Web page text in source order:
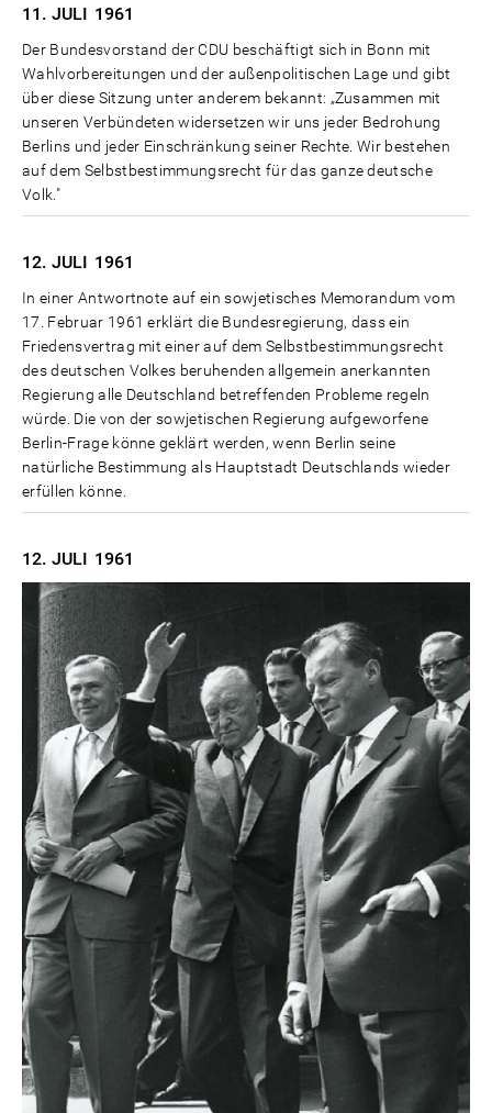
11. JULI 1961
Der Bundesvorstand der CDU beschäftigt sich in Bonn mit
Wahlvorbereitungen und der außenpolitischen Lage und gibt
über diese Sitzung unter anderem bekannt: „Zusammen mit
unseren Verbündeten widersetzen wir uns jeder Bedrohung
Berlins und jeder Einschränkung seiner Rechte. Wir bestehen
auf dem Selbstbestimmungsrecht für das ganze deutsche
Volk."
12. JULI 1961
In einer Antwortnote auf ein sowjetisches Memorandum vom
17. Februar 1961 erklärt die Bundesregierung, dass ein
Friedensvertrag mit einer auf dem Selbstbestimmungsrecht
des deutschen Volkes beruhenden allgemein anerkannten
Regierung alle Deutschland betreffenden Probleme regeln
würde. Die von der sowjetischen Regierung aufgeworfene
Berlin-Frage könne geklärt werden, wenn Berlin seine
natürliche Bestimmung als Hauptstadt Deutschlands wieder
erfüllen könne.
12. JULI 1961